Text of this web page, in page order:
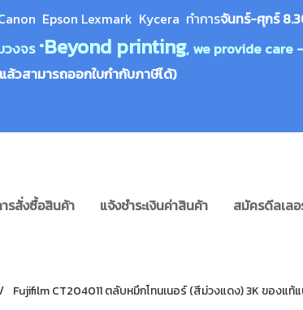
Epson Lexmark Kycera ทำการจันทร์-ศุกร์
งจร "Beyond printing, we provide
ล้วสามารถออกใบกำกับภาษีได้)
รสั่งซื้อสินค้า แจ้งชำระเงินค่าสินค้า สมัครดีลเล
Fujifilm CT204011 ตลับหมึกโทนเนอร์ (สีม่วงแดง) 3K ของแท้